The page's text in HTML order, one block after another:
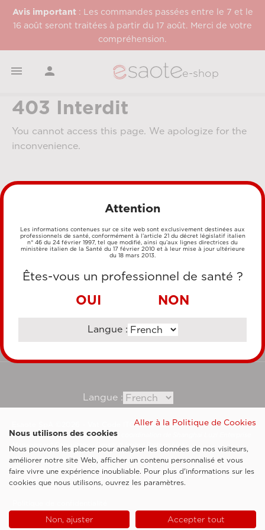
Avis important: Les commandes passées entre le 7 et le
16 août seront traitées à partir du 17 août. Merci de votre
compréhension.
  e-shop
403 Interdit
You cannot access this page. We apologize for the
inconvenience.
MÉTHODES DE PAIEMENT
VIREMENT BANCAIRE
Langue :
Esaote SpA ©2026 - Vat Code IT05131180969
Société soumise à la gestion et à la coordination de Shanghai Luzi Enterprise
Management Consultancy Center (Limited Partnership)
Clauses légales
Cookie Policy
Attention
Les informations contenues sur ce site web sont exclusivement destinées aux
professionnels de santé, conformément à l’article 21 du décret législatif italien
n° 46 du 24 février 1997, tel que modifié, ainsi qu’aux lignes directrices du
ministère italien de la Santé du 17 février 2010 et à leur mise à jour ultérieure
du 18 mars 2013.
Êtes-vous un professionnel de santé ?
OUI NON
Langue :
Aller à la Politique de Cookies
Nous utilisons des cookies
Nous pouvons les placer pour analyser les données de nos visiteurs,
améliorer notre site Web, afficher un contenu personnalisé et vous
faire vivre une expérience inoubliable. Pour plus d'informations sur les
cookies que nous utilisons, ouvrez les paramètres.
Non, ajuster Accepter tout